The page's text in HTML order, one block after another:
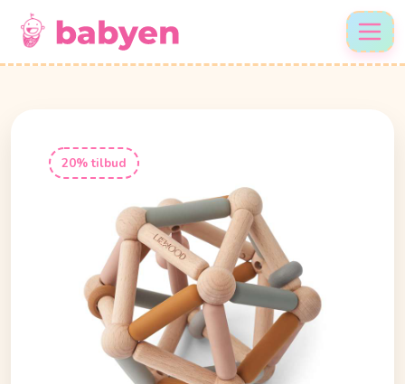
20% tilbud